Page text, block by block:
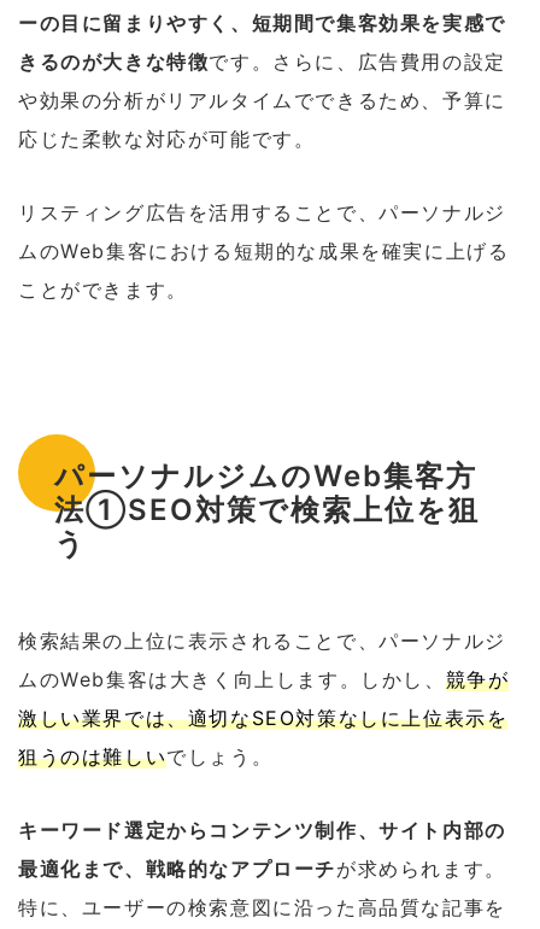
ーの目に留まりやすく、短期間で集客効果を実感で
きるのが大きな特徴です。さらに、広告費用の設定
や効果の分析がリアルタイムでできるため、予算に
応じた柔軟な対応が可能です。
リスティング広告を活用することで、パーソナルジ
ムのWeb集客における短期的な成果を確実に上げる
ことができます。
パーソナルジムのWeb集客方
法①SEO対策で検索上位を狙
う
検索結果の上位に表示されることで、パーソナルジ
ムのWeb集客は大きく向上します。しかし、 競争が
激しい業界では、適切なSEO対策なしに上位表示を
狙うのは難しいでしょう。
キーワード選定からコンテンツ制作、サイト内部の
最適化まで、戦略的なアプローチが求められます。
特に、ユーザーの検索意図に沿った高品質な記事を